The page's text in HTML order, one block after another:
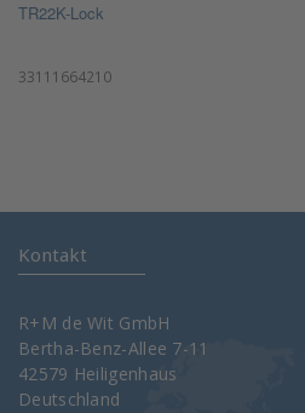
TR22K-Lock
33111664210
Kontakt
R+M de Wit GmbH
Bertha-Benz-Allee 7-11
42579 Heiligenhaus
Deutschland